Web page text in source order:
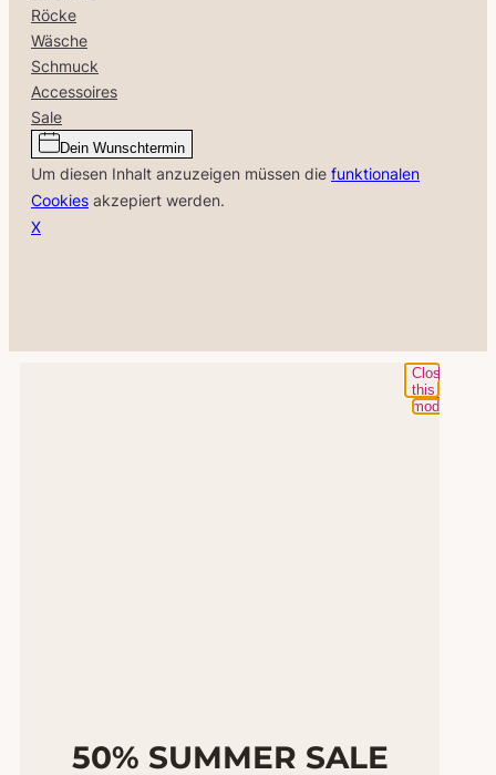
Röcke
Wäsche
Schmuck
Accessoires
Sale
Dein Wunschtermin
Um diesen Inhalt anzuzeigen müssen die funktionalen
Cookies akzepiert werden.
X
Close
this
module
50% SUMMER SALE